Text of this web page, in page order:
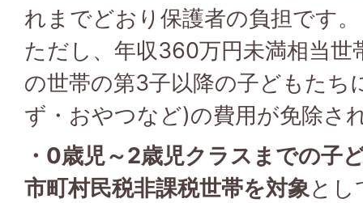
れまでどおり保護者の負担です。
ただし、年収360万円未満相当
の世帯の第3子以降の子どもたち
ず・おやつなど)の費用が免除さ
・0歳児～2歳児クラスまでの子
市町村民税非課税世帯を対象とし